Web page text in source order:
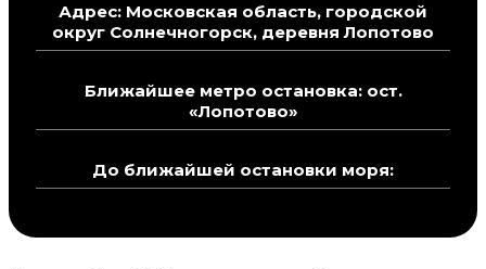
Адрес: Московская область, городской
округ Солнечногорск, деревня Лопотово
Ближайшее метро остановка: ост.
«Лопотово»
До ближайшей остановки моря: